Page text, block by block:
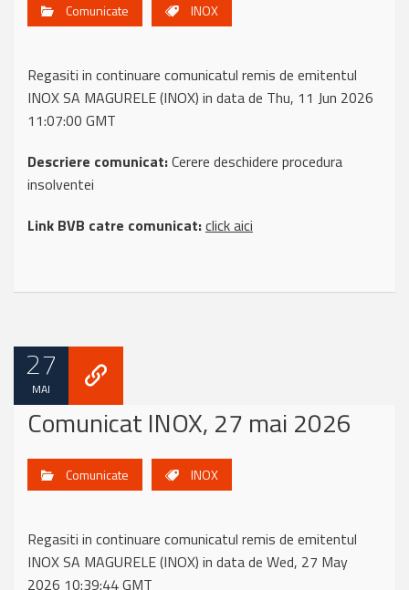
Comunicate INOX
Regasiti in continuare comunicatul remis de emitentul
INOX SA MAGURELE (INOX) in data de Thu, 11 Jun 2026
11:07:00 GMT
Descriere comunicat:Cerere deschidere procedura
insolventei
Link BVB catre comunicat:click aici
27
MAI
Comunicat INOX, 27 mai 2026
Comunicate INOX
Regasiti in continuare comunicatul remis de emitentul
INOX SA MAGURELE (INOX) in data de Wed, 27 May
2026 10:39:44 GMT